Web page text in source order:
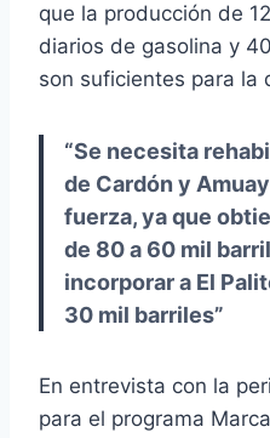
que la producción de
diarios de gasolina y
son suficientes para la
“Se necesita
de Cardón y
fuerza, ya que
de 80 a 60 mil
incorporar a El
30 mil barriles”
En entrevista con la
para el programa